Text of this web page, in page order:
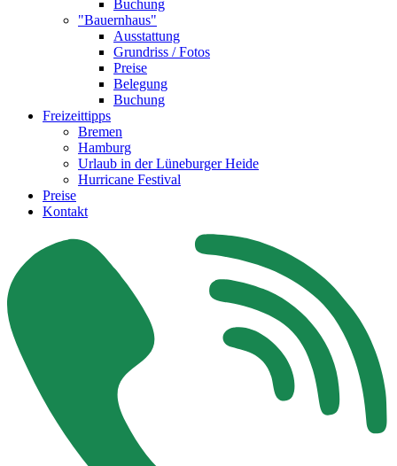
Buchung
"Bauernhaus"
Ausstattung
Grundriss / Fotos
Preise
Belegung
Buchung
Freizeittipps
Bremen
Hamburg
Urlaub in der Lüneburger Heide
Hurricane Festival
Preise
Kontakt